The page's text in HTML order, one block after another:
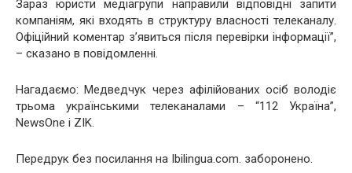
Зараз юристи медіагрупи направили відповідні запити
компаніям, які входять в структуру власності телеканалу.
Офіційний коментар з’явиться після перевірки інформації”,
– сказано в повідомленні.
Нагадаємо: Медведчук через афілійованих осіб володіє
трьома українськими телеканалами – “112 Україна”,
NewsOne і ZIK.
Передрук без посилання на Ibilingua.com. заборонено.